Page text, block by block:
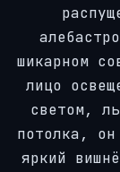
шикарном
лицо
светом,
потолка, он
яркий